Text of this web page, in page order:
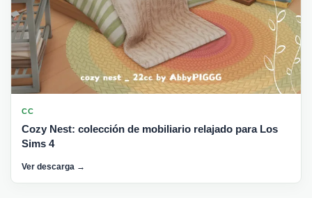
CC
Cozy Nest: colección de mobiliario relajado para Los
Sims 4
Ver descarga →